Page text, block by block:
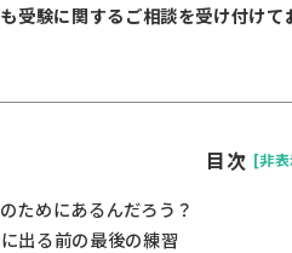
験に関するご相談を受け付けて
目次 [非
ためにあるんだろう？
出る前の最後の練習